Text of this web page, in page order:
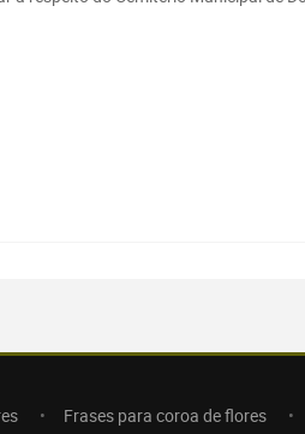
Frases para coroa de flores